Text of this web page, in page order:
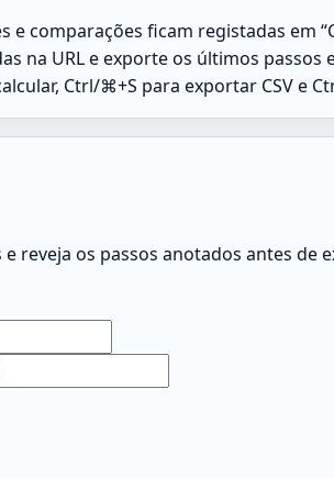
e comparações ficam registadas em
na URL e exporte os últimos
Ctrl/⌘+S para exportar CSV e
reveja os passos anotados antes de